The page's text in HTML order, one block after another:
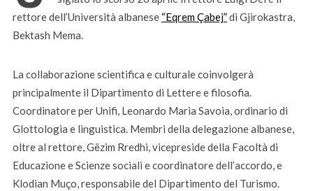
rettore dell’Università albanese “Eqrem Çabej”di Gjirokastra,
Bektash Mema.
La collaborazione scientifica e culturale coinvolgerà
principalmente il Dipartimento di Lettere e filosofia.
Coordinatore per Unifi, Leonardo Maria Savoia, ordinario di
Glottologia e linguistica. Membri della delegazione albanese,
oltre al rettore, Gëzim Rredhi, vicepreside della Facoltà di
Educazione e Scienze sociali e coordinatore dell’accordo, e
Klodian Muço, responsabile del Dipartimento del Turismo.